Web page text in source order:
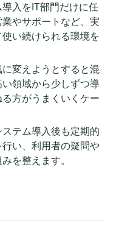
導入をIT部門だけに任
やサポートなど、実
い続けられる環境を
に変えようとすると混
領域から少しずつ導
方がうまくいくケー
ステム導入後も定期的
い、利用者の疑問や
を整えます。